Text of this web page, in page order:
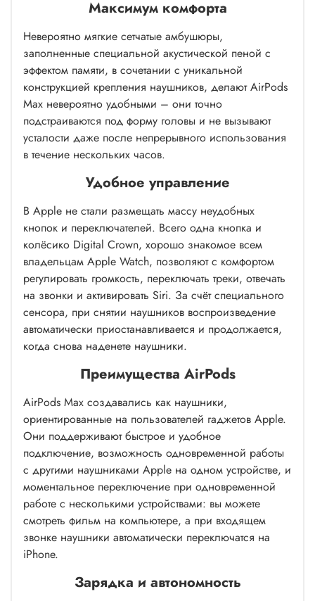
Максимум комфорта
Невероятно мягкие сетчатые амбушюры,
заполненные специальной акустической пеной с
эффектом памяти, в сочетании с уникальной
конструкцией крепления наушников, делают AirPods
Max невероятно удобными – они точно
подстраиваются под форму головы и не вызывают
усталости даже после непрерывного использования
в течение нескольких часов.
Удобное управление
В Apple не стали размещать массу неудобных
кнопок и переключателей. Всего одна кнопка и
колёсико Digital Crown, хорошо знакомое всем
владельцам Apple Watch, позволяют с комфортом
регулировать громкость, переключать треки, отвечать
на звонки и активировать Siri. За счёт специального
сенсора, при снятии наушников воспроизведение
автоматически приостанавливается и продолжается,
когда снова наденете наушники.
Преимущества AirPods
AirPods Max создавались как наушники,
ориентированные на пользователей гаджетов Apple.
Они поддерживают быстрое и удобное
подключение, возможность одновременной работы
с другими наушниками Apple на одном устройстве, и
моментальное переключение при одновременной
работе с несколькими устройствами: вы можете
смотреть фильм на компьютере, а при входящем
звонке наушники автоматически переключатся на
iPhone.
Зарядка и автономность